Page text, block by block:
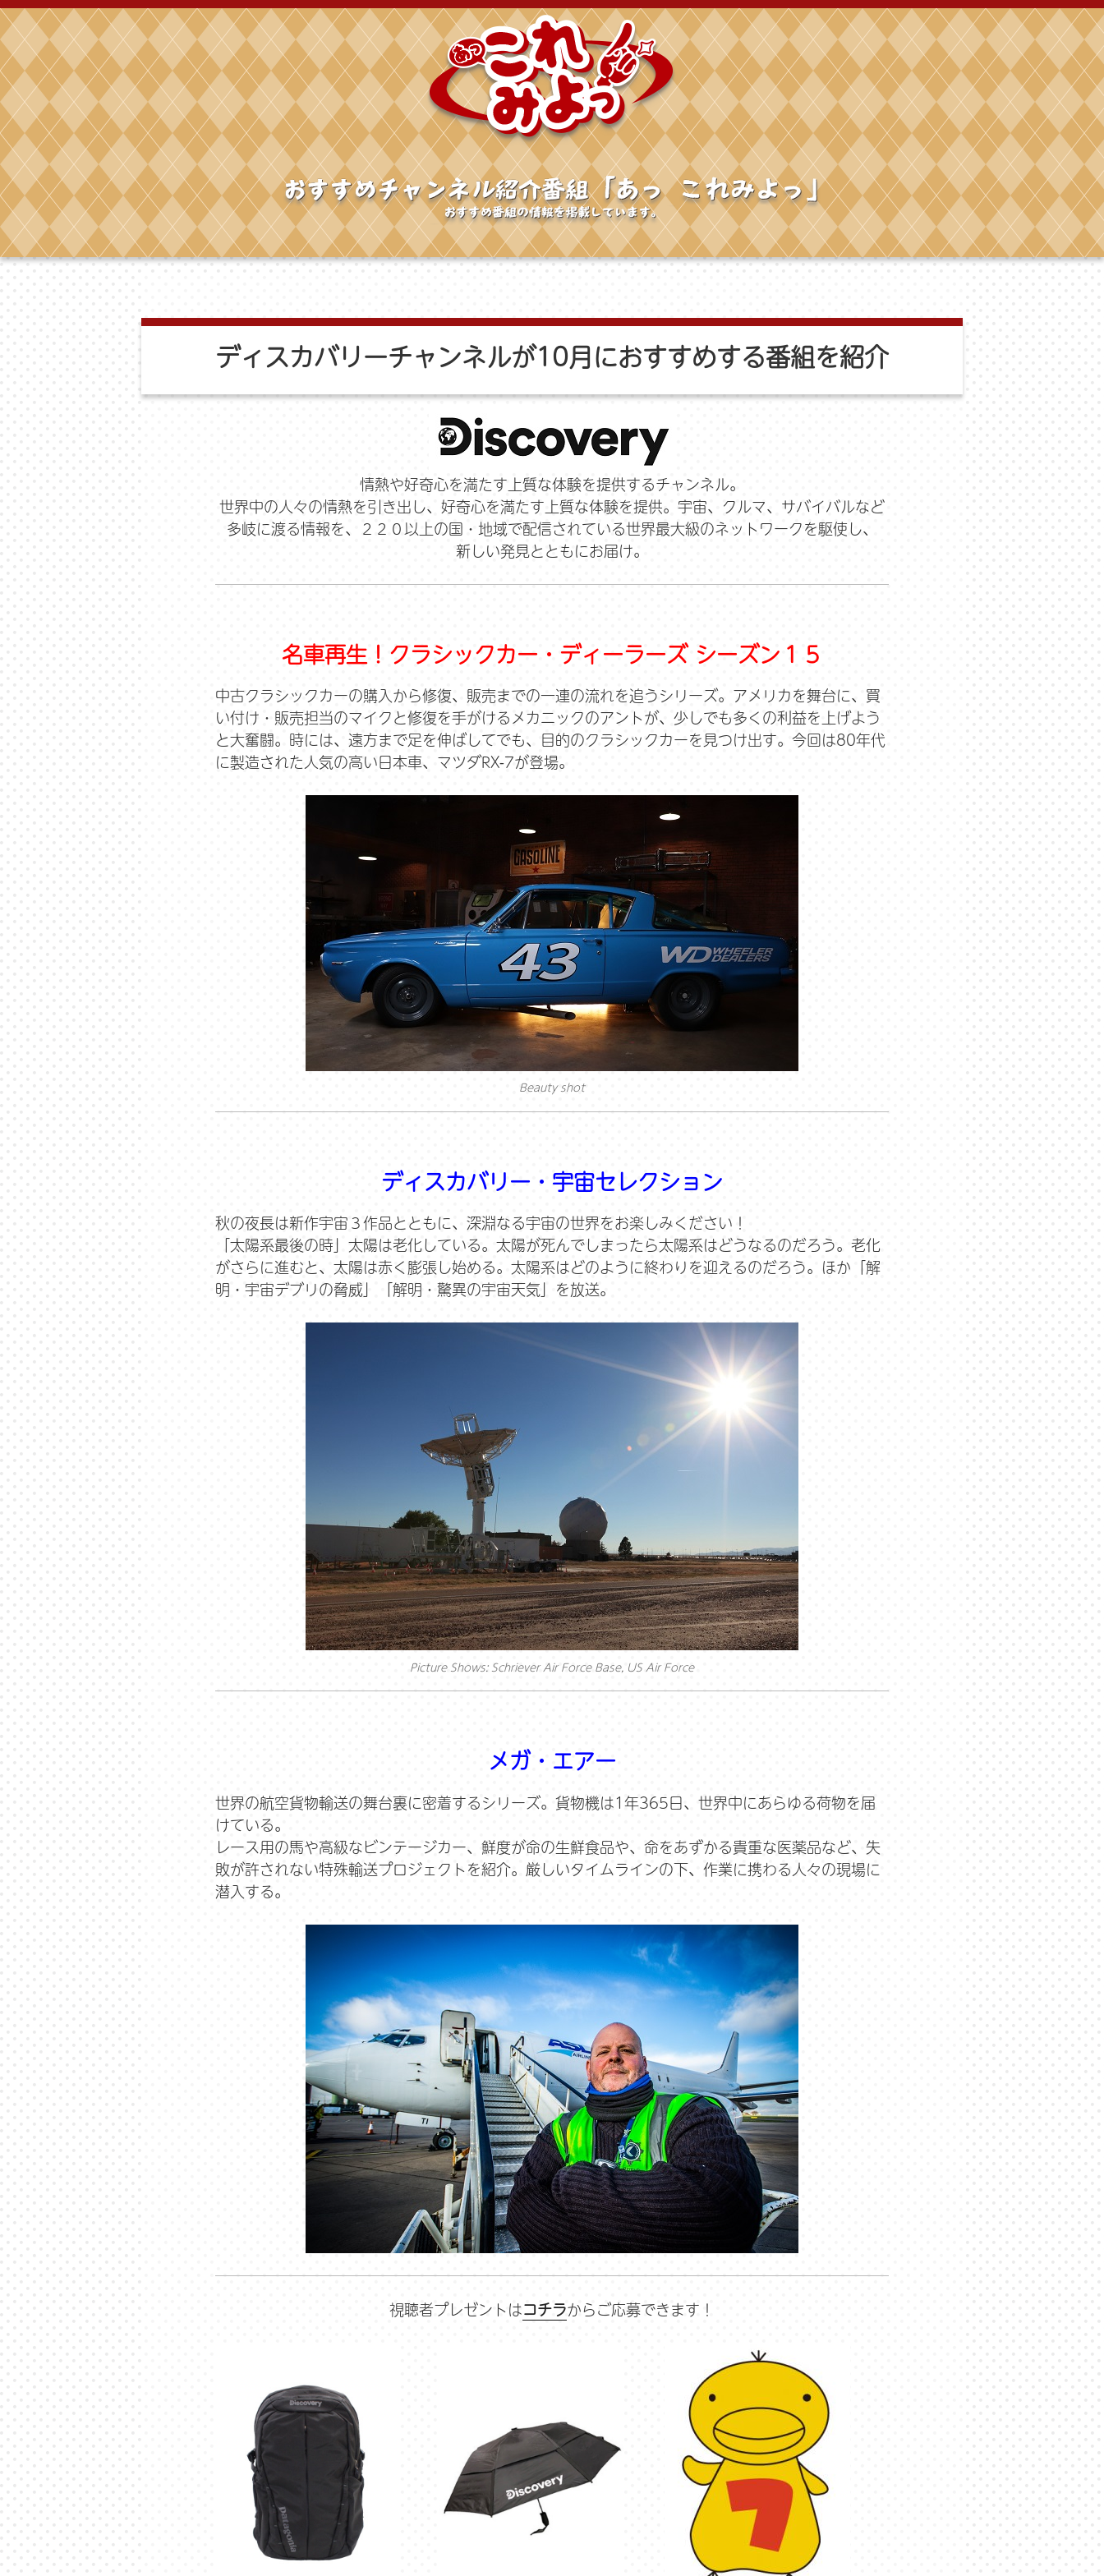
ディスカバリーチャンネルが10月におすすめする番組を紹介
情熱や好奇心を満たす上質な体験を提供するチャンネル。
世界中の人々の情熱を引き出し、好奇心を満たす上質な体験を提供。宇宙、クルマ、サバイバルなど
多岐に渡る情報を、２２０以上の国・地域で配信されている世界最大級のネットワークを駆使し、
新しい発見とともにお届け。
名車再生！クラシックカー・ディーラーズ シーズン１５
中古クラシックカーの購入から修復、販売までの一連の流れを追うシリーズ。アメリカを舞台に、買
い付け・販売担当のマイクと修復を手がけるメカニックのアントが、少しでも多くの利益を上げよう
と大奮闘。時には、遠方まで足を伸ばしてでも、目的のクラシックカーを見つけ出す。今回は80年代
に製造された人気の高い日本車、マツダRX-7が登場。
Beauty shot
ディスカバリー・宇宙セレクション
秋の夜長は新作宇宙３作品とともに、深淵なる宇宙の世界をお楽しみください！
「太陽系最後の時」太陽は老化している。太陽が死んでしまったら太陽系はどうなるのだろう。老化
がさらに進むと、太陽は赤く膨張し始める。太陽系はどのように終わりを迎えるのだろう。ほか「解
明・宇宙デブリの脅威」「解明・驚異の宇宙天気」を放送。
Picture Shows: Schriever Air Force Base, US Air Force
メガ・エアー
世界の航空貨物輸送の舞台裏に密着するシリーズ。貨物機は1年365日、世界中にあらゆる荷物を届
けている。
レース用の馬や高級なビンテージカー、鮮度が命の生鮮食品や、命をあずかる貴重な医薬品など、失
敗が許されない特殊輸送プロジェクトを紹介。厳しいタイムラインの下、作業に携わる人々の現場に
潜入する。
視聴者プレゼントはコチラからご応募できます！